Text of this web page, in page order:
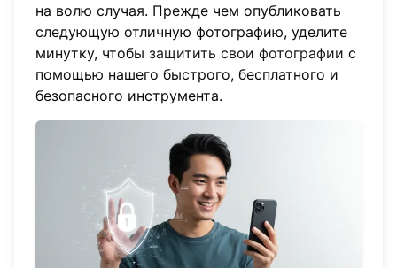
на волю случая. Прежде чем опубликовать
следующую отличную фотографию, уделите
минутку, чтобы защитить свои фотографии с
помощью нашего быстрого, бесплатного и
безопасного инструмента.